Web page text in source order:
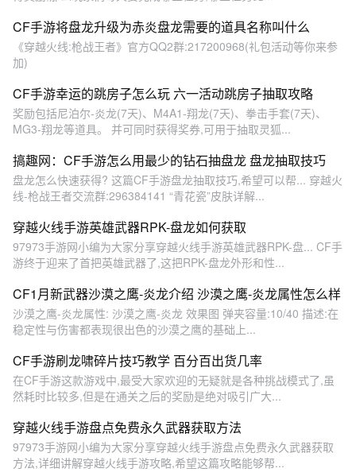
CF手游将盘龙升级为赤炎盘龙需要的道具名称叫什么
《穿越火线:枪战王者》官方QQ2群:217200968(礼包活动等你来参
加)
CF手游幸运的跳房子怎么玩 六一活动跳房子抽取攻略
奖励包括尼泊尔-炎龙(7天)、M4A1-翔龙(7天)、拳击手套(7天)、
MG3-翔龙等道具。 并可同时获得奖券,可用于抽取灵狐...
搞趣网：CF手游怎么用最少的钻石抽盘龙 盘龙抽取技巧
盘龙怎么快速获得? 这篇CF手游盘龙抽取技巧,希望可以帮... 穿越火
线-枪战王者交流群:296384141 “青花瓷”皮肤详解...
穿越火线手游英雄武器RPK-盘龙如何获取
97973手游网小编为大家分享穿越火线手游英雄武器RPK-盘... CF手
游终于迎来了首把英雄武器了,这把RPK-盘龙外形和性...
CF1月新武器沙漠之鹰-炎龙介绍 沙漠之鹰-炎龙属性怎么样
沙漠之鹰-炎龙属性: 沙漠之鹰-炎龙 效果图 弹夹容量:10/40 描述:在
稳定性与伤害都表现很出色的沙漠之鹰的基础上...
CF手游刷龙啸碎片技巧教学 百分百出货几率
在CF手游这款游戏中,最受大家欢迎的无疑就是各种挑战模式了,虽
然耗时比较多,但是在通关之后的奖励是绝对吸引广大...
穿越火线手游盘点免费永久武器获取方法
97973手游网小编为大家分享穿越火线手游盘点免费永久武器获取
方法,详细讲解穿越火线手游攻略,希望这篇攻略能够帮...